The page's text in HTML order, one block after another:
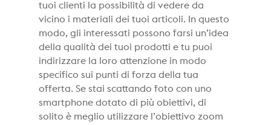
tuoi clienti la possibilità di vedere da
vicino i materiali dei tuoi articoli. In questo
modo, gli interessati possono farsi un’idea
della qualità dei tuoi prodotti e tu puoi
indirizzare la loro attenzione in modo
specifico sui punti di forza della tua
offerta. Se stai scattando foto con uno
smartphone dotato di più obiettivi, di
solito è meglio utilizzare l’obiettivo zoom